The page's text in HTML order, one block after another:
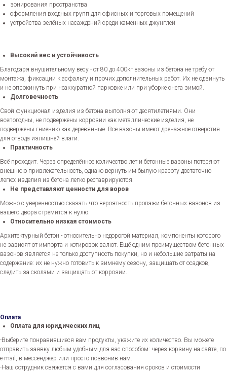
зонирования пространства
оформления входных групп для офисных и торговых помещений
устройства зелёных насаждений среди каменных джунглей
Высокий вес и устойчивость
Благодаря внушительному весу - от 80 до 400кг вазоны из бетона не требуют
монтажа, фиксации к асфальту и прочих дополнительных работ. Их не сдвинуть
и не опрокинуть при неаккуратной парковке или при уборке снега зимой.
Долговечность
Свой функционал изделия из бетона выполняют десятилетиями. Они
всепогодны, не подвержены коррозии как металлические изделия, не
подвержены гниению как деревянные. Все вазоны имеют дренажное отверстия
для отвода излишней влаги.
Практичность
Всё проходит. Через определённое количество лет и бетонные вазоны потеряют
внешнюю привлекательность, однако вернуть им былую красоту достаточно
легко: изделия из бетона легко реставрируются.
Не представляют ценности для воров
Можно с уверенностью сказать что вероятность пропажи бетонных вазонов из
вашего двора стремится к нулю.
Относительно низкая стоимость
Архитектурный бетон - относительно недорогой материал, компоненты которого
не зависят от импорта и котировок валют. Ещё одним преимуществом бетонных
вазонов является не только доступность покупки, но и небольшие затраты на
содержание: их не нужно готовить к зимнему сезону, защищать от осадков,
следить за сколами и защищать от коррозии.
Оплата
Оплата для юридических лиц
-Выберите понравившиеся вам продукты, укажите их количество. Вы можете
отправить заявку любым удобным для вас способом: через корзину на сайте, по
e-mail, в мессенджер или просто позвонив нам.
-Наш сотрудник свяжется с вами для согласования сроков и стоимости